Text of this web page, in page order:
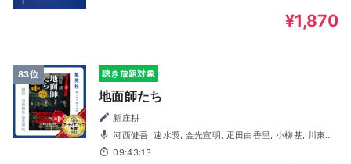
¥1,870
83位 聴き放題対象
地面師たち
新庄耕
河西健吾, 速水奨, 金光宣明, 疋田由香里, 小柳基, 川東哲
也, 綿貫竜之介, 前田啓太, 岡本綾香, 篠原孝太朗
09:43:13